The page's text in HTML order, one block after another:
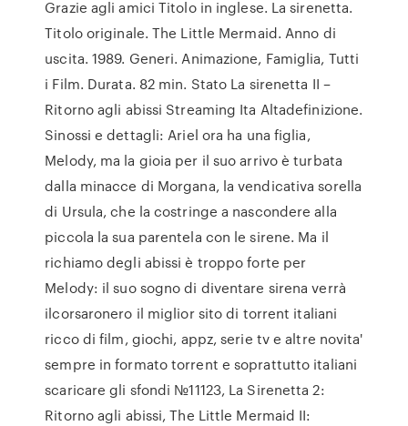
Grazie agli amici Titolo in inglese. La sirenetta.
Titolo originale. The Little Mermaid. Anno di
uscita. 1989. Generi. Animazione, Famiglia, Tutti
i Film. Durata. 82 min. Stato La sirenetta II –
Ritorno agli abissi Streaming Ita Altadefinizione.
Sinossi e dettagli: Ariel ora ha una figlia,
Melody, ma la gioia per il suo arrivo è turbata
dalla minacce di Morgana, la vendicativa sorella
di Ursula, che la costringe a nascondere alla
piccola la sua parentela con le sirene. Ma il
richiamo degli abissi è troppo forte per
Melody: il suo sogno di diventare sirena verrà
ilcorsaronero il miglior sito di torrent italiani
ricco di film, giochi, appz, serie tv e altre novita'
sempre in formato torrent e soprattutto italiani
scaricare gli sfondi №11123, La Sirenetta 2:
Ritorno agli abissi, The Little Mermaid II: